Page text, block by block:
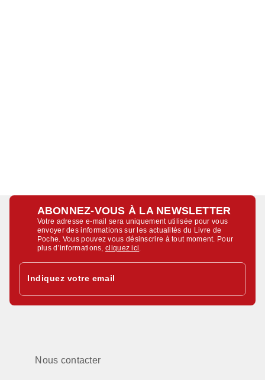
ABONNEZ-VOUS À LA NEWSLETTER
Votre adresse e-mail sera uniquement utilisée pour vous
envoyer des informations sur les actualités du Livre de
Poche. Vous pouvez vous désinscrire à tout moment. Pour
plus d’informations,cliquez ici
Indiquez votre email
Nous contacter